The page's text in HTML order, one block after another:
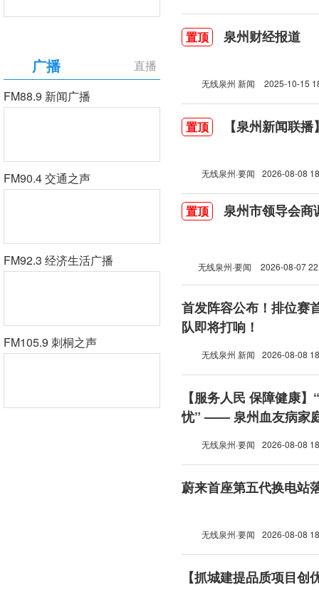
直播
广播
FM88.9 新闻广播
FM90.4 交通之声
FM92.3 经济生活广播
FM105.9 刺桐之声
置顶 泉州财经报道
无线泉州 新闻 2025-10-15
置顶 【泉州新闻联
无线泉州·要闻 2026-08-08
置顶 泉州市领导会商
无线泉州·要闻 2026-08-07
首发阵容公布！排位赛
队即将打响！
无线泉州 新闻 2026-08-08
【服务人民 保障健康
忧” —— 泉州血友病家
无线泉州·要闻 2026-08-08
蔚来首座第五代换电站
无线泉州·要闻 2026-08-08
【抓城建提品质项目创